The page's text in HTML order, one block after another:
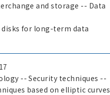
and storage -- Data
for long-term data
-- Security techniques --
based on elliptic curves